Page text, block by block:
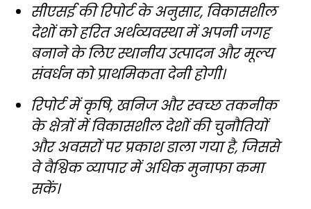
सीएसई की रिपोर्ट के अनुसार, विकासशील
देशों को हरित अर्थव्यवस्था में अपनी जगह
बनाने के लिए स्थानीय उत्पादन और मूल्य
संवर्धन को प्राथमिकता देनी होगी।
रिपोर्ट में कृषि, खनिज और स्वच्छ तकनीक
के क्षेत्रों में विकासशील देशों की चुनौतियों
और अवसरों पर प्रकाश डाला गया है, जिससे
वे वैश्विक व्यापार में अधिक मुनाफा कमा
सकें।